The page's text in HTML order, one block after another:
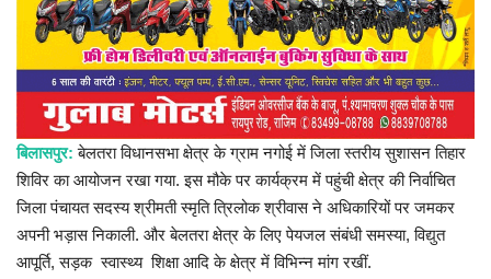
Language
English hindi
बिलासपुर: बेलतरा विधानसभा क्षेत्र के ग्राम नगोई में जिला स्तरीय सुशासन तिहार
शिविर का आयोजन रखा गया. इस मौके पर कार्यक्रम में पहुंची क्षेत्र की निर्वाचित
जिला पंचायत सदस्य श्रीमती स्मृति त्रिलोक श्रीवास ने अधिकारियों पर जमकर
अपनी भड़ास निकाली. और बेलतरा क्षेत्र के लिए पेयजल संबंधी समस्या, विद्युत
आपूर्ति, सड़क स्वास्थ्य शिक्षा आदि के क्षेत्र में विभिन्न मांग रखीं.